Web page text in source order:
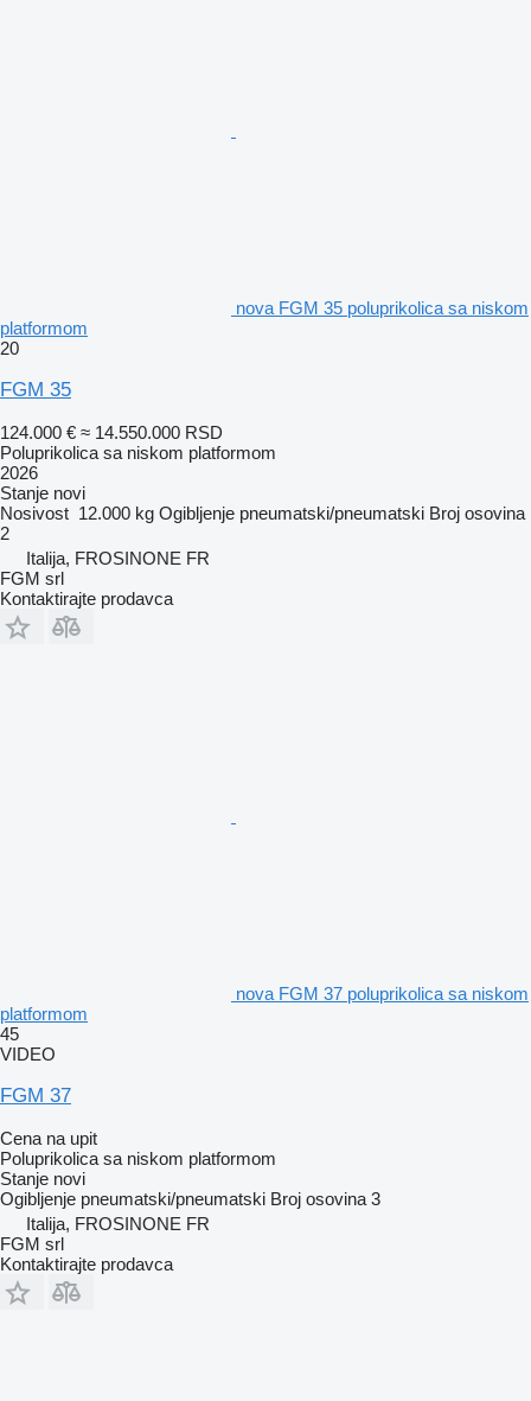
nova FGM 35 poluprikolica sa niskom
platformom
20
FGM 35
124.000 € ≈ 14.550.000 RSD
Poluprikolica sa niskom platformom
2026
Stanje novi
Nosivost 12.000 kg Ogibljenje pneumatski/pneumatski Broj osovina
2
Italija, FROSINONE FR
FGM srl
Kontaktirajte prodavca
nova FGM 37 poluprikolica sa niskom
platformom
45
VIDEO
FGM 37
Cena na upit
Poluprikolica sa niskom platformom
Stanje novi
Ogibljenje pneumatski/pneumatski Broj osovina 3
Italija, FROSINONE FR
FGM srl
Kontaktirajte prodavca